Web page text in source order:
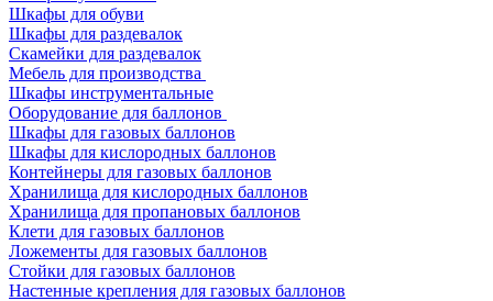
Шкафы для обуви
Шкафы для раздевалок
Скамейки для раздевалок
Мебель для производства
Шкафы инструментальные
Оборудование для баллонов
Шкафы для газовых баллонов
Шкафы для кислородных баллонов
Контейнеры для газовых баллонов
Хранилища для кислородных баллонов
Хранилища для пропановых баллонов
Клети для газовых баллонов
Ложементы для газовых баллонов
Стойки для газовых баллонов
Настенные крепления для газовых баллонов